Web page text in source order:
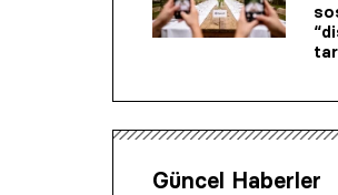
Güncel Haberler